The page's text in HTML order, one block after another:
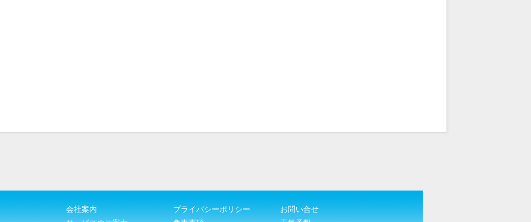
会社案内
プライバシーポリシー
お問い合せ